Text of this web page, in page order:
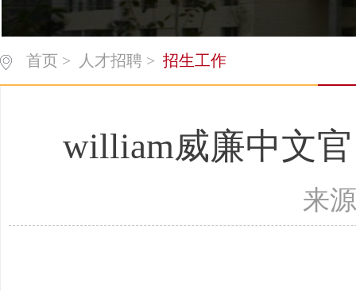
首页 > 人才招聘 > 招生工作
william威廉中文
来